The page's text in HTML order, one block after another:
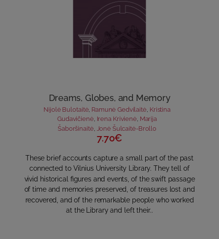
Dreams, Globes, and Memory
Nijolė Bulotaitė Ramunė Gedvilaitė Kristina
Gudavičienė, Irena Krivienė, Marija
Šaboršinaitė Jonė Šulcaitė-Brollo
7.70€
These brief accounts capture a small part of the past
connected to Vilnius University Library. They tell of
vivid historical figures and events, of the swift passage
of time and memories preserved, of treasures lost and
recovered, and of the remarkable people who worked
at the Library and left their..